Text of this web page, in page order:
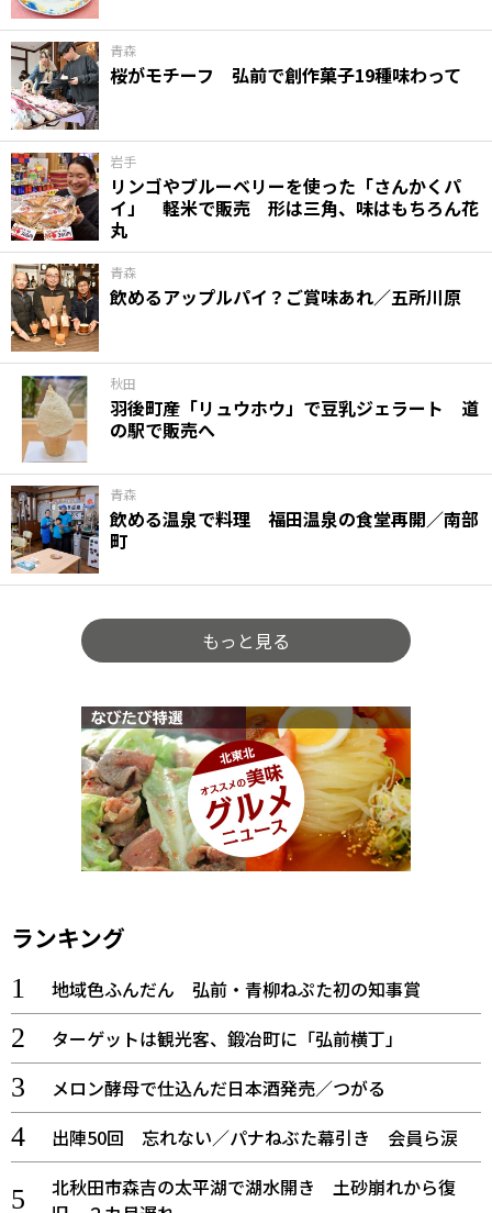
青森
桜がモチーフ 弘前で創作菓子19種味わって
岩手
リンゴやブルーベリーを使った「さんかくパ
イ」 軽米で販売 形は三角、味はもちろん花
丸
青森
飲めるアップルパイ？ご賞味あれ／五所川原
秋田
羽後町産「リュウホウ」で豆乳ジェラート 道
の駅で販売へ
青森
飲める温泉で料理 福田温泉の食堂再開／南部
町
もっと見る
ランキング
地域色ふんだん 弘前・青柳ねぷた初の知事賞
ターゲットは観光客、鍛冶町に「弘前横丁」
メロン酵母で仕込んだ日本酒発売／つがる
出陣50回 忘れない／パナねぶた幕引き 会員ら涙
北秋田市森吉の太平湖で湖水開き 土砂崩れから復